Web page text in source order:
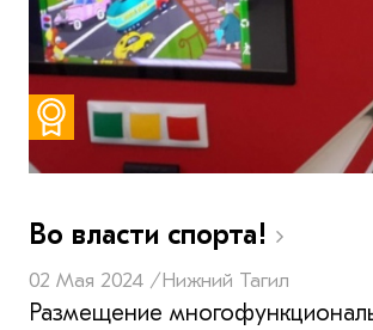
Во власти спорта!
02 Мая 2024 /Нижний Тагил
Размещение